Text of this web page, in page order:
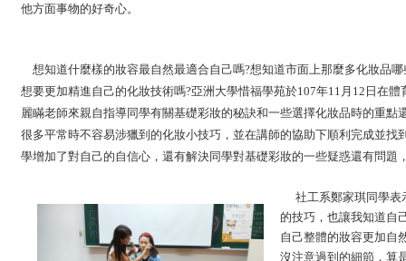
他方面事物的好奇心。
想知道什麼樣的妝容最自然最適合自己嗎?想知道市面上那麼多化妝品
想要更加精進自己的化妝技術嗎?亞洲大學惜福學苑於107年11月12日在
麗瞞老師來親自指導同學有關基礎彩妝的秘訣和一些選擇化妝品時的重
很多平常時不容易涉獵到的化妝小技巧，並在講師的協助下順利完成並
學增加了對自己的自信心，還有解決同學對基礎彩妝的一些疑惑還有問
社工系鄭家琪同學表
的技巧，也讓我知道自
自己整體的妝容更加自
沒注意過到的細節，算